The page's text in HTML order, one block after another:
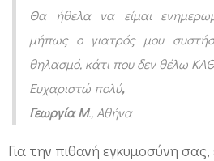
ς
Θα ήθελα να είμαι
μήπως ο γιατρός μου
θηλασμό, κάτι που δεν θέλω
Ευχαριστώ πολύ,
Γεωργία Μ., Αθήνα
Για την πιθανή εγκυμοσύνη